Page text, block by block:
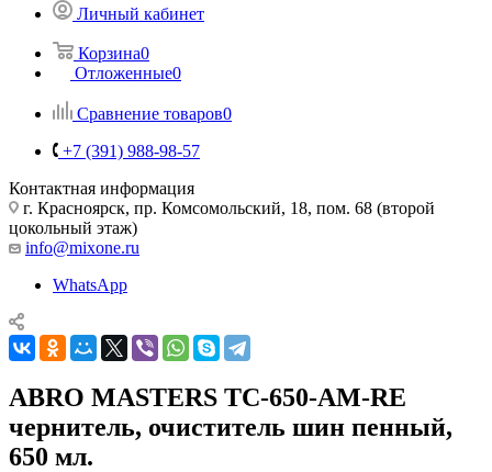
Личный кабинет
Корзина0
Отложенные0
Сравнение товаров0
+7 (391) 988-98-57
Контактная информация
г. Красноярск, пр. Комсомольский, 18, пом. 68 (второй
цокольный этаж)
info@mixone.ru
WhatsApp
ABRO MASTERS TC-650-AM-RE
чернитель, очиститель шин пенный,
650 мл.